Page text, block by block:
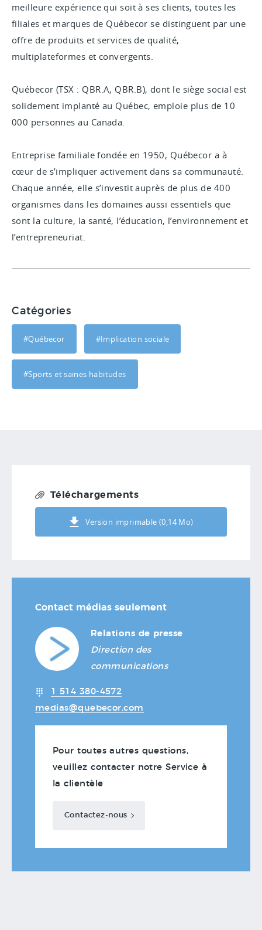
meilleure expérience qui soit à ses clients, toutes les
filiales et marques de Québecor se distinguent par une
offre de produits et services de qualité,
multiplateformes et convergents.
Québecor (TSX : QBR.A, QBR.B), dont le siège social est
solidement implanté au Québec, emploie plus de 10
000 personnes au Canada.
Entreprise familiale fondée en 1950, Québecor a à
cœur de s’impliquer activement dans sa communauté.
Chaque année, elle s’investit auprès de plus de 400
organismes dans les domaines aussi essentiels que
sont la culture, la santé, l’éducation, l’environnement et
l’entrepreneuriat.
Catégories
#Québecor #Implication sociale
#Sports et saines habitudes
Téléchargements
Version imprimable (0,14 Mo)
Contact médias seulement
Relations de presse
Direction des
communications
1 514 380-4572
medias@quebecor.com
Pour toutes autres questions,
veuillez contacter notre Service à
la clientèle
Contactez-nous